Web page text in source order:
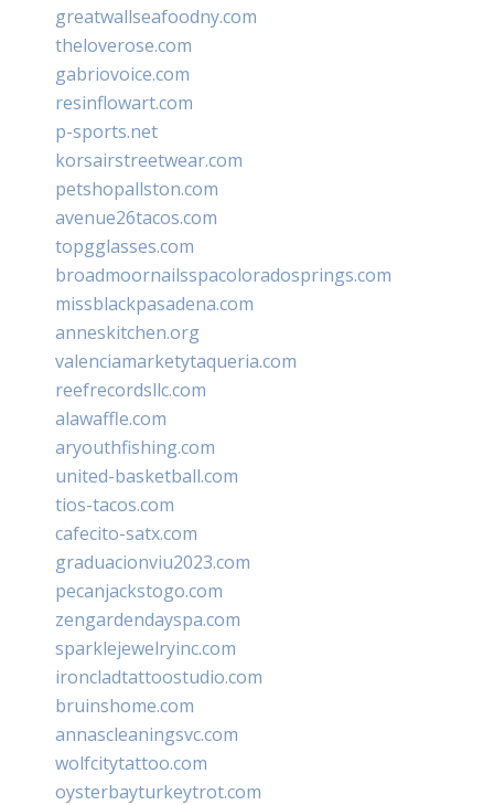
greatwallseafoodny.com
theloverose.com
gabriovoice.com
resinflowart.com
p-sports.net
korsairstreetwear.com
petshopallston.com
avenue26tacos.com
topgglasses.com
broadmoornailsspacoloradosprings.com
missblackpasadena.com
anneskitchen.org
valenciamarketytaqueria.com
reefrecordsllc.com
alawaffle.com
aryouthfishing.com
united-basketball.com
tios-tacos.com
cafecito-satx.com
graduacionviu2023.com
pecanjackstogo.com
zengardendayspa.com
sparklejewelryinc.com
ironcladtattoostudio.com
bruinshome.com
annascleaningsvc.com
wolfcitytattoo.com
oysterbayturkeytrot.com